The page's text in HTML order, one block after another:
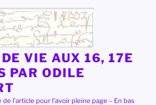
VIE AUX 16, 17E
PAR ODILE
l'article pour l'avoir pleine page – En bas